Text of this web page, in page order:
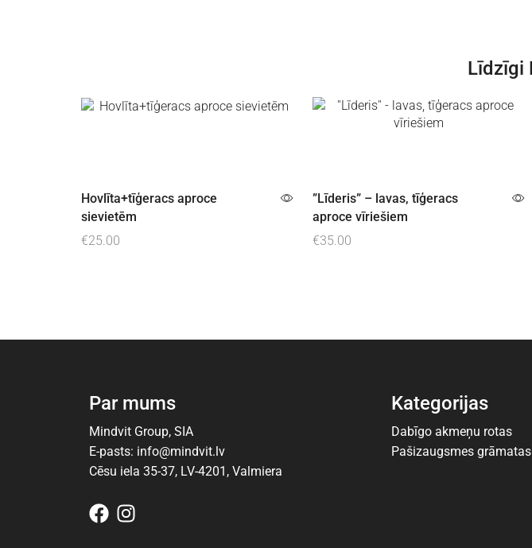
Līdzīgi
Hovlīta+tīģeracs aproce
sievietēm
€25.00
”Līderis” – lavas, tīģeracs
aproce vīriešiem
€35.00
Par mums
Mindvit Group, SIA
E-pasts: info@mindvit.lv
Cēsu iela 35-37, LV-4201, Valmiera
Kategorijas
Dabīgo akmeņu rotas
Pašizaugsmes grāmatas